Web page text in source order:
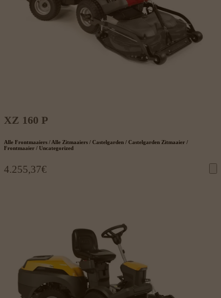
XZ 160 P
Alle Frontmaaiers / Alle Zitmaaiers / Castelgarden / Castelgarden Zitmaaier /
Frontmaaier / Uncategorized
4.255,37€